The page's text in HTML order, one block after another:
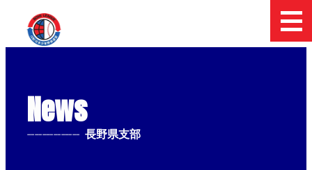
News
-------------- 長野県支部